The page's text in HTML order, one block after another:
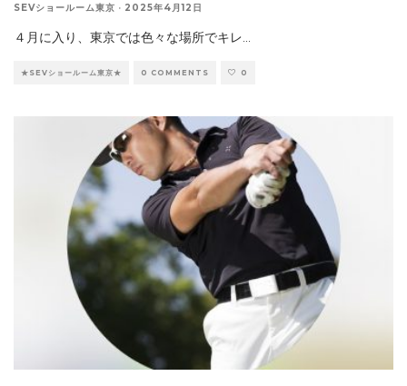
SEVショールーム東京 · 2025年4月12日
４月に入り、東京では色々な場所でキレ
★SEVショールーム東京★ 0 COMMENTS 0